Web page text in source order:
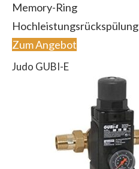
Memory-Ring
Hochleistungsrückspülung
Zum Angebot
Judo GUBI-E